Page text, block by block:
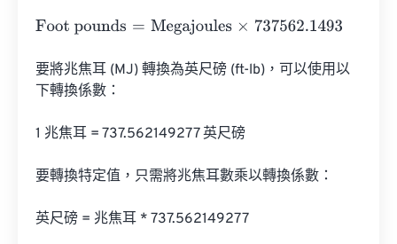
Foot pounds=Megajoules×737562.1493
要將兆焦耳 (MJ) 轉換為英尺磅 (ft-lb)，可以使用以
下轉換係數：
1 兆焦耳 = 737.562149277 英尺磅
要轉換特定值，只需將兆焦耳數乘以轉換係數：
英尺磅 = 兆焦耳 * 737.562149277